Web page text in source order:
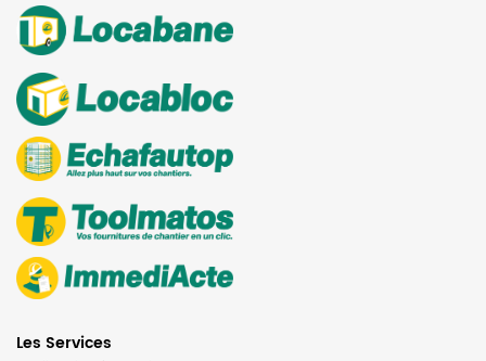
Les Services